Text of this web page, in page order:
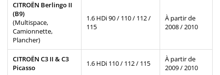
CITROËN Berlingo II
(B9)
(Multispace,
Camionnette,
Plancher)
1.6 HDi 90 / 110 / 112 /
115
À partir de
2008 / 2010
CITROËN C3 II & C3
Picasso
1.6 HDi 110 / 112 / 115
À partir de
2009 / 2010